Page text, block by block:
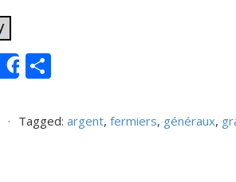
Share
ta
⋅ Tagged: argent, fermiers, généraux,